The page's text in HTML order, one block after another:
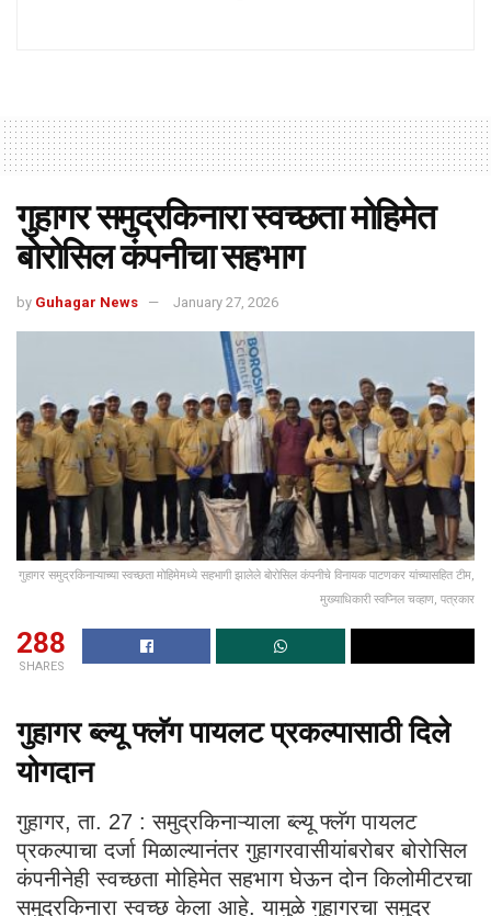
गुहागर समुद्रकिनारा स्वच्छता मोहिमेत
बोरोसिल कंपनीचा सहभाग
by Guhagar News January 27, 2026
गुहागर समुद्रकिनाऱ्याच्या स्वच्छता मोहिमेमध्ये सहभागी झालेले बोरोसिल कंपनीचे विनायक पाटणकर यांच्यासहित टीम,
मुख्याधिकारी स्वप्निल चव्हाण, पत्रकार
288
SHARES
गुहागर ब्ल्यू फ्लॅग पायलट प्रकल्पासाठी दिले
योगदान
गुहागर, ता. 27 : समुद्रकिनाऱ्याला ब्ल्यू फ्लॅग पायलट
प्रकल्पाचा दर्जा मिळाल्यानंतर गुहागरवासीयांबरोबर बोरोसिल
कंपनीनेही स्वच्छता मोहिमेत सहभाग घेऊन दोन किलोमीटरचा
समुद्रकिनारा स्वच्छ केला आहे. यामुळे गुहागरचा समुद्र